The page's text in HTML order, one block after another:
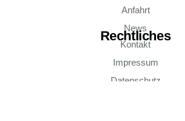
Anfahrt
News
Rechtliches
Kontakt
Impressum
Datenschutz